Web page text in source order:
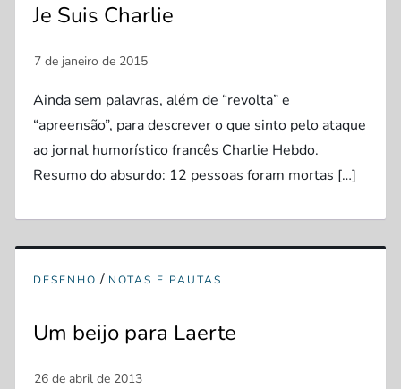
Je Suis Charlie
Ainda sem palavras, além de “revolta” e
“apreensão”, para descrever o que sinto pelo ataque
ao jornal humorístico francês Charlie Hebdo.
Resumo do absurdo: 12 pessoas foram mortas […]
DESENHO / NOTAS E PAUTAS
Um beijo para Laerte